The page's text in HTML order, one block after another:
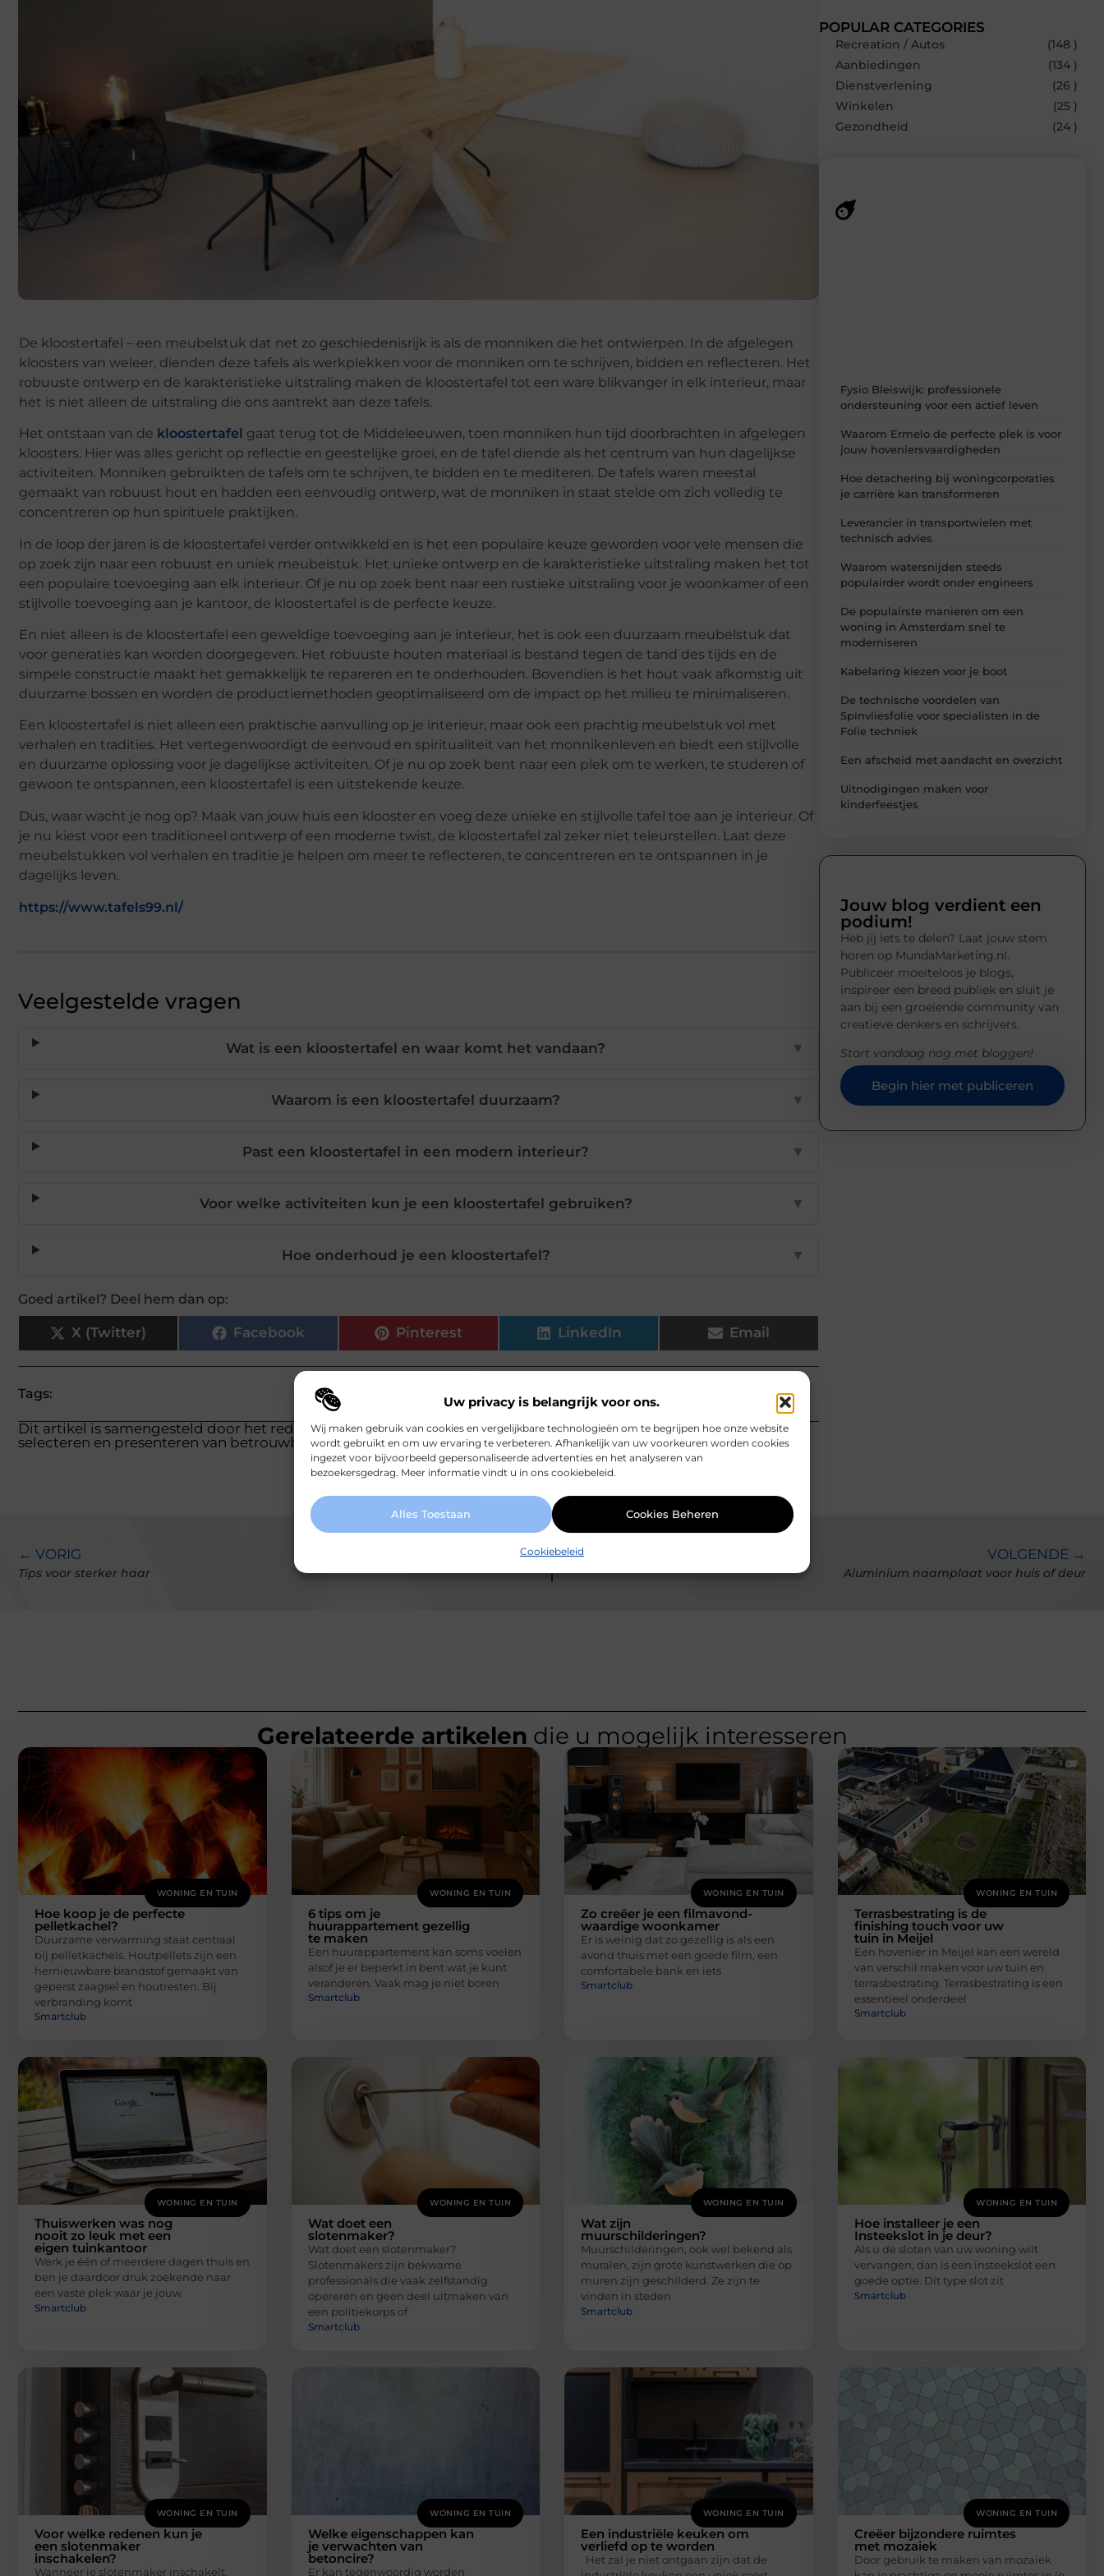
Uw privacy is belangrijk voor ons.
Wij maken gebruik van cookies en vergelijkbare technologieën om te begrijpen hoe onze website
wordt gebruikt en om uw ervaring te verbeteren. Afhankelijk van uw voorkeuren worden cookies
ingezet voor bijvoorbeeld gepersonaliseerde advertenties en het analyseren van
bezoekersgedrag. Meer informatie vindt u in ons cookiebeleid.
Alles Toestaan Cookies Beheren
Cookiebeleid
De kloostertafel – een meubelstuk dat net zo geschiedenisrijk is als de monniken die het ontwierpen. In de afgelegen
kloosters van weleer, dienden deze tafels als werkplekken voor de monniken om te schrijven, bidden en reflecteren. Het
robuuste ontwerp en de karakteristieke uitstraling maken de kloostertafel tot een ware blikvanger in elk interieur, maar
het is niet alleen de uitstraling die ons aantrekt aan deze tafels.
Het ontstaan van de kloostertafel gaat terug tot de Middeleeuwen, toen monniken hun tijd doorbrachten in afgelegen
kloosters. Hier was alles gericht op reflectie en geestelijke groei, en de tafel diende als het centrum van hun dagelijkse
activiteiten. Monniken gebruikten de tafels om te schrijven, te bidden en te mediteren. De tafels waren meestal
gemaakt van robuust hout en hadden een eenvoudig ontwerp, wat de monniken in staat stelde om zich volledig te
concentreren op hun spirituele praktijken.
In de loop der jaren is de kloostertafel verder ontwikkeld en is het een populaire keuze geworden voor vele mensen die
op zoek zijn naar een robuust en uniek meubelstuk. Het unieke ontwerp en de karakteristieke uitstraling maken het tot
een populaire toevoeging aan elk interieur. Of je nu op zoek bent naar een rustieke uitstraling voor je woonkamer of een
stijlvolle toevoeging aan je kantoor, de kloostertafel is de perfecte keuze.
En niet alleen is de kloostertafel een geweldige toevoeging aan je interieur, het is ook een duurzaam meubelstuk dat
voor generaties kan worden doorgegeven. Het robuuste houten materiaal is bestand tegen de tand des tijds en de
simpele constructie maakt het gemakkelijk te repareren en te onderhouden. Bovendien is het hout vaak afkomstig uit
duurzame bossen en worden de productiemethoden geoptimaliseerd om de impact op het milieu te minimaliseren.
Een kloostertafel is niet alleen een praktische aanvulling op je interieur, maar ook een prachtig meubelstuk vol met
verhalen en tradities. Het vertegenwoordigt de eenvoud en spiritualiteit van het monnikenleven en biedt een stijlvolle
en duurzame oplossing voor je dagelijkse activiteiten. Of je nu op zoek bent naar een plek om te werken, te studeren of
gewoon te ontspannen, een kloostertafel is een uitstekende keuze.
Dus, waar wacht je nog op? Maak van jouw huis een klooster en voeg deze unieke en stijlvolle tafel toe aan je interieur. Of
je nu kiest voor een traditioneel ontwerp of een moderne twist, de kloostertafel zal zeker niet teleurstellen. Laat deze
meubelstukken vol verhalen en traditie je helpen om meer te reflecteren, te concentreren en te ontspannen in je
dagelijks leven.
https://www.tafels99.nl/
Veelgestelde vragen
Wat is een kloostertafel en waar komt het vandaan? ▼
Waarom is een kloostertafel duurzaam? ▼
Past een kloostertafel in een modern interieur? ▼
Voor welke activiteiten kun je een kloostertafel gebruiken? ▼
Hoe onderhoud je een kloostertafel? ▼
Goed artikel? Deel hem dan op:
X (Twitter) Facebook Pinterest LinkedIn Email
Tags:
Dit artikel is samengesteld door het redactieteam van mundamarketing.nl, dat zich richt op het zorgvuldig
selecteren en presenteren van betrouwbare informatie.
POPULAR CATEGORIES
Recreation / Autos
(148 )
Aanbiedingen
(134 )
Dienstverlening
(26 )
Winkelen
(25 )
Gezondheid
(24 )
Fysio Bleiswijk: professionele
ondersteuning voor een actief leven
Waarom Ermelo de perfecte plek is voor
jouw hoveniersvaardigheden
Hoe detachering bij woningcorporaties
je carrière kan transformeren
Leverancier in transportwielen met
technisch advies
Waarom watersnijden steeds
populairder wordt onder engineers
De populairste manieren om een
woning in Amsterdam snel te
moderniseren
Kabelaring kiezen voor je boot
De technische voordelen van
Spinvliesfolie voor specialisten in de
Folie techniek
Een afscheid met aandacht en overzicht
Uitnodigingen maken voor
kinderfeestjes
Jouw blog verdient een
podium!
Heb jij iets te delen? Laat jouw stem
horen op MundaMarketing.nl.
Publiceer moeiteloos je blogs,
inspireer een breed publiek en sluit je
aan bij een groeiende community van
creatieve denkers en schrijvers.
Start vandaag nog met bloggen!
Begin hier met publiceren
← VORIG
Tips voor sterker haar
VOLGENDE →
Aluminium naamplaat voor huis of deur
Gerelateerde artikelen die u mogelijk interesseren
WONING EN TUIN
Hoe koop je de perfecte
pelletkachel?
Duurzame verwarming staat centraal
bij pelletkachels. Houtpellets zijn een
hernieuwbare brandstof gemaakt van
geperst zaagsel en houtresten. Bij
verbranding komt
Smartclub
WONING EN TUIN
6 tips om je
huurappartement gezellig
te maken
Een huurappartement kan soms voelen
alsof je er beperkt in bent wat je kunt
veranderen. Vaak mag je niet boren
Smartclub
WONING EN TUIN
Zo creëer je een filmavond-
waardige woonkamer
Er is weinig dat zo gezellig is als een
avond thuis met een goede film, een
comfortabele bank en iets
Smartclub
WONING EN TUIN
Terrasbestrating is de
finishing touch voor uw
tuin in Meijel
Een hovenier in Meijel kan een wereld
van verschil maken voor uw tuin en
terrasbestrating. Terrasbestrating is een
essentieel onderdeel
Smartclub
WONING EN TUIN
Thuiswerken was nog
nooit zo leuk met een
eigen tuinkantoor
Werk je één of meerdere dagen thuis en
ben je daardoor druk zoekende naar
een vaste plek waar je jouw
Smartclub
WONING EN TUIN
Wat doet een
slotenmaker?
Wat doet een slotenmaker?
Slotenmakers zijn bekwame
professionals die vaak zelfstandig
opereren en geen deel uitmaken van
een politiekorps of
Smartclub
WONING EN TUIN
Wat zijn
muurschilderingen?
Muurschilderingen, ook wel bekend als
muralen, zijn grote kunstwerken die op
muren zijn geschilderd. Ze zijn te
vinden in steden
Smartclub
WONING EN TUIN
Hoe installeer je een
Insteekslot in je deur?
Als u de sloten van uw woning wilt
vervangen, dan is een insteekslot een
goede optie. Dit type slot zit
Smartclub
WONING EN TUIN
Voor welke redenen kun je
een slotenmaker
inschakelen?
Wanneer je slotenmaker inschakelt,
WONING EN TUIN
Welke eigenschappen kan
je verwachten van
betoncire?
Er kan tegenwoordig worden
WONING EN TUIN
Een industriële keuken om
verliefd op te worden
Het zal je niet ontgaan zijn dat de
WONING EN TUIN
Creëer bijzondere ruimtes
met mozaiek
Door gebruik te maken van mozaiek